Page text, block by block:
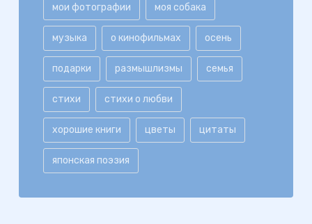
мои фотографии моя собака
музыка о кинофильмах осень
подарки размышлизмы семья
стихи стихи о любви
хорошие книги цветы цитаты
японская поэзия